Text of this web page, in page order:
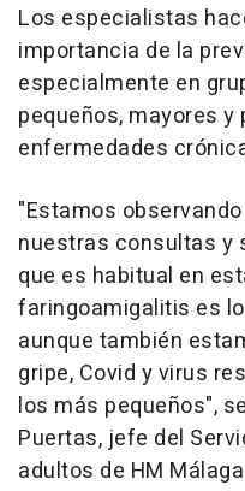
Los especialistas
importancia de la
especialmente en
pequeños, mayores y
enfermedades
"Estamos
nuestras consultas y
que es habitual en
faringoamigalitis es
aunque también
gripe, Covid y virus
los más pequeños",
Puertas, jefe del
adultos de HM